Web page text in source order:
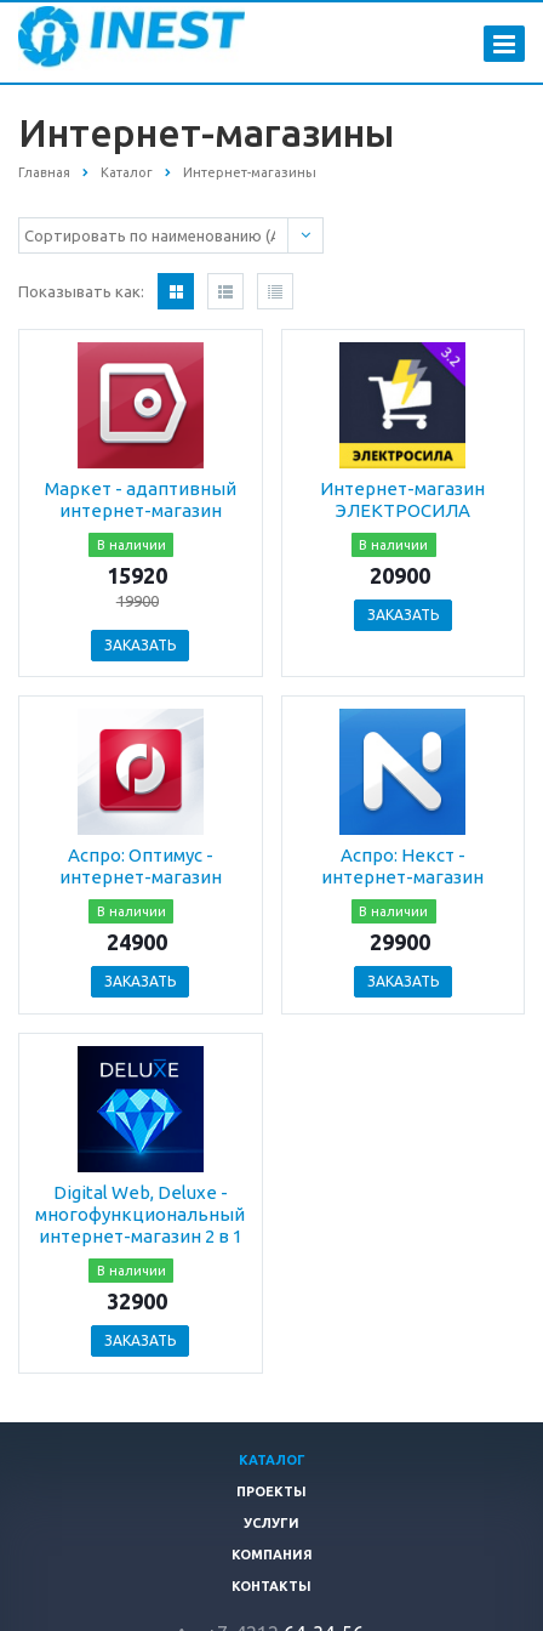
Интернет-магазины
Главная Каталог Интернет-магазины
Показывать как:
Маркет - адаптивный
интернет-магазин
В наличии
15920
19900
ЗАКАЗАТЬ
Интернет-магазин
ЭЛЕКТРОСИЛА
В наличии
20900
ЗАКАЗАТЬ
Аспро: Оптимус -
интернет-магазин
В наличии
24900
ЗАКАЗАТЬ
Аспро: Некст -
интернет-магазин
В наличии
29900
ЗАКАЗАТЬ
Digital Web, Deluxe -
многофункциональный
интернет-магазин 2 в 1
В наличии
32900
ЗАКАЗАТЬ
КАТАЛОГ
ПРОЕКТЫ
УСЛУГИ
КОМПАНИЯ
КОНТАКТЫ